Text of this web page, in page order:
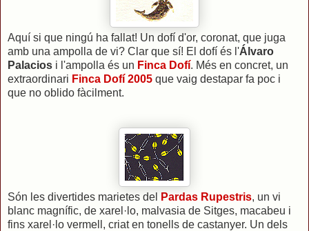
Aquí si que ningú ha fallat! Un dofí d'or, coronat, que juga
amb una ampolla de vi? Clar que sí! El dofí és l'Álvaro
Palacios i l'ampolla és un Finca Dofí. Més en concret, un
extraordinari Finca Dofí 2005 que vaig destapar fa poc i
que no oblido fàcilment.
Són les divertides marietes del Pardas Rupestris, un vi
blanc magnífic, de xarel·lo, malvasia de Sitges, macabeu i
fins xarel·lo vermell, criat en tonells de castanyer. Un dels